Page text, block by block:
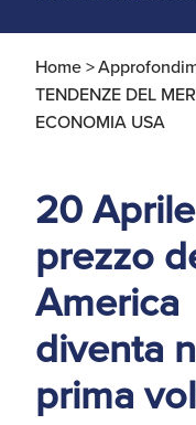
Perchè
I
New
Visti USA
Servizi
negli
Logistica
FDA
Home >
TENDENZE DEL
ECONOMIA USA
20
prezzo
America
diventa
prima